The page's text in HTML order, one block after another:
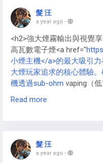
髮 汪
a year ago -
<h2>強大煙霧輸出與視覺
高瓦數電子煙<a href="
小煙主機</a>的最大吸引
大煙玩家追求的核心體驗
機透過sub-ohm vaping（
如GeekVape Aegis X可達
cloud chasing競賽中展現
此外，高瓦數電子煙<a
device.com/host/">VAPE
Read more
髮 汪
a year ago -